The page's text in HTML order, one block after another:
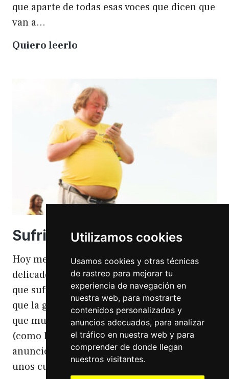
Utilizamos cookies
Usamos cookies y otras técnicas
de rastreo para mejorar tu
experiencia de navegación en
nuestra web, para mostrarte
contenidos personalizados y
anuncios adecuados, para analizar
el tráfico en nuestra web y para
comprender de donde llegan
nuestros visitantes.
que aparte de todas esas voces que dicen que
van a…
Quiero leerlo
matará
a
la
creatividad
Sufriendo la gordofobia
Hoy me apetece hablar de un temita
delicado. Hoy hablo de gordofobia. Una cosa
que sufro día si día también. Gordofobia Y es
que la gordofobia es algo que existe. Algo
que muchas personas sufrimos en silencio
(como las hemorroides, al igual que en el
anuncio). Nos están vendiendo siempre
unos cuerpos normativos y en…